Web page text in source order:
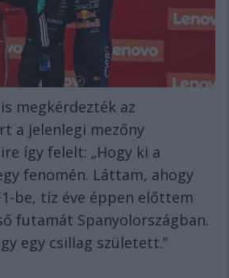
megkérdezték az
a jelenlegi mezőny
így felelt: „Hogy ki a
fenomén. Láttam, ahogy
be, tíz éve éppen előttem
futamát Spanyolországban.
egy csillag született.”